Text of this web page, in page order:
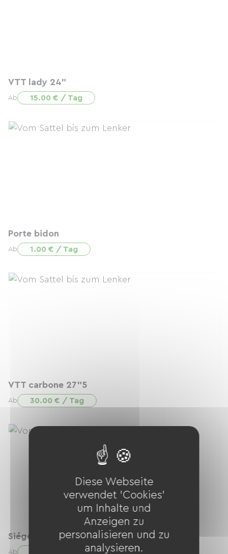
VTT lady 24"
Ab 15.00 € / Tag
Porte bidon
Ab 1.00 € / Tag
VTT carbone 27"5
Ab 30.00 € / Tag
Siéges enfants pour vélos électriques
Ab
Diese Webseite
verwendet 'Cookies'
um Inhalte und
Anzeigen zu
personalisieren und zu
analysieren.